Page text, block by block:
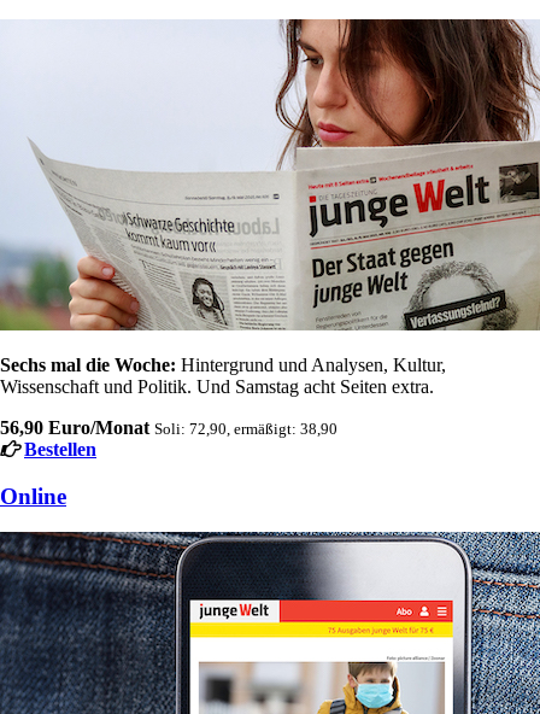
Sechs mal die Woche: Hintergrund und Analysen, Kultur,
Wissenschaft und Politik. Und Samstag acht Seiten extra.
56,90 Euro/Monat Soli: 72,90, ermäßigt: 38,90
Bestellen
Online